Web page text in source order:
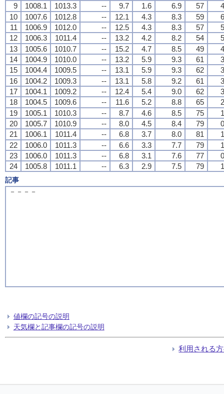
9
1008.1 1013.3 -- 9.7 1.6 6.9 57
10
1007.6 1012.8 -- 12.1 4.3 8.3 59
11
1006.9 1012.0 -- 12.5 4.3 8.3 57
12
1006.3 1011.4 -- 13.2 4.2 8.2 54
13
1005.6 1010.7 -- 15.2 4.7 8.5 49
14
1004.9 1010.0 -- 13.2 5.9 9.3 61
15
1004.4 1009.5 -- 13.1 5.9 9.3 62
16
1004.2 1009.3 -- 13.1 5.8 9.2 61
17
1004.1 1009.2 -- 12.4 5.4 9.0 62
18
1004.5 1009.6 -- 11.6 5.2 8.8 65
19
1005.1 1010.3 -- 8.7 4.6 8.5 75
20
1005.7 1010.9 -- 8.0 4.5 8.4 79
21
1006.1 1011.4 -- 6.8 3.7 8.0 81
22
1006.0 1011.3 -- 6.6 3.3 7.7 79
23
1006.0 1011.3 -- 6.8 3.1 7.6 77
24
1005.8 1011.1 -- 6.3 2.9 7.5 79
記事
－－－－
値欄の記号の説明
天気欄と記事欄の記号の説明
利用される